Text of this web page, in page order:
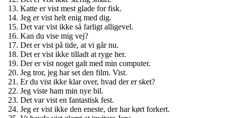
Katte er vist mest glade for fisk.
Jeg er vist helt enig med dig.
Det var vist ikke så farligt alligevel.
Kan du vise mig vej?
Det er vist på tide, at vi går nu.
Det er vist ikke tilladt at ryge her.
Der er vist noget galt med min computer.
Jeg tror, jeg har set den film. Vist.
Er du vist ikke klar over, hvad der er sket?
Jeg viste ham min nye bil.
Det var vist en fantastisk fest.
Jeg er vist ikke den eneste, der har kørt forkert.